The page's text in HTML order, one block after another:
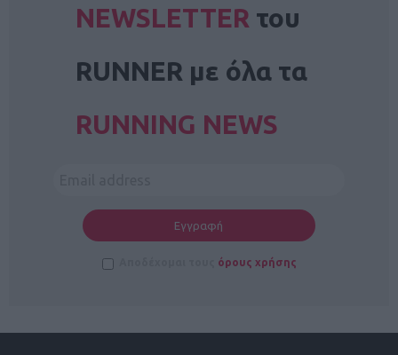
NEWSLETTER του
RUNNER με όλα τα
RUNNING NEWS
όρους χρήσης